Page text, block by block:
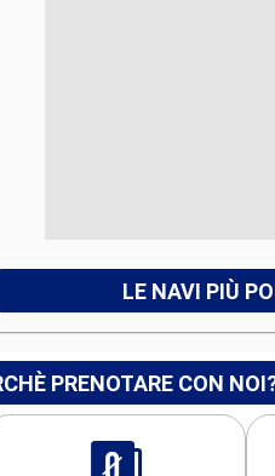
LE NAVI PIÙ
PRENOTARE CON